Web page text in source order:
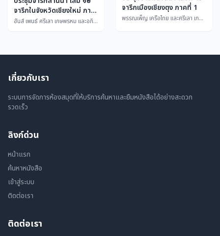
จารึกในจังหวัดเชียงใหม่ ภาค
๔
ฮันส์ เพนธ์ ศรีเลา เกษพรหม และอภิรดี เตชะศิริวรรณ
จารึกเมืองเชียงตุง ภาคที่ 1
พรรณเพ็ญ เครือไทย และศรีเลา เกษพรหม
เกี่ยวกับเรา
ระบบการจัดการห้องสมุดที่ให้บริการค้นหาและยืมหนังสือได้อย่างสะดวก
รวดเร็ว
ลิงก์ด่วน
หน้าแรก
ค้นหาหนังสือ
เข้าสู่ระบบ
ติดต่อเรา
ติดต่อเรา